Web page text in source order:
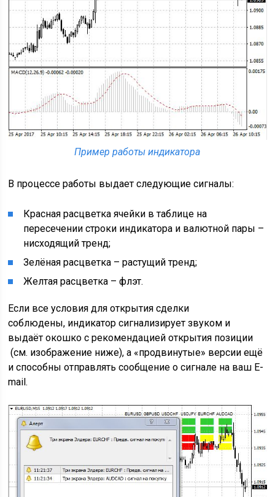
Пример работы индикатора
В процессе работы выдает следующие сигналы:
Красная расцветка ячейки в таблице на
пересечении строки индикатора и валютной пары –
нисходящий тренд;
Зелёная расцветка – растущий тренд;
Желтая расцветка – флэт.
Если все условия для открытия сделки
соблюдены, индикатор сигнализирует звуком и
выдаёт окошко с рекомендацией открытия позиции
(см. изображение ниже), а «продвинутые» версии ещё
и способны отправлять сообщение о сигнале на ваш E-
mail.